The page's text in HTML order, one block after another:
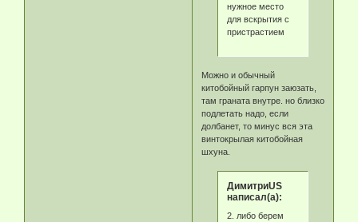
нужное место
для вскрытия с
пристрастием
Можно и обычный
китобойный гарпун заюзать,
там граната внутре. но близко
подлетать надо, если
долбанет, то минус вся эта
винтокрылая китобойная
шхуна.
ДимитриUS
написал(а):
2. либо берем